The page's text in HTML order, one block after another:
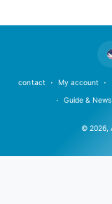
n
© 2026,
contact My account
Guide & News